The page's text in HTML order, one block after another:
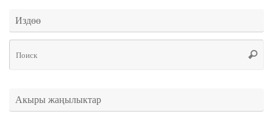
Издөө
Поиск
Акыры жаңылыктар